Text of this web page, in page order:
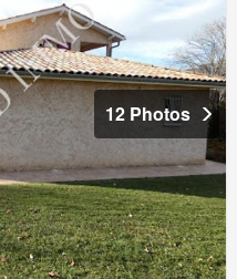
12 Photos